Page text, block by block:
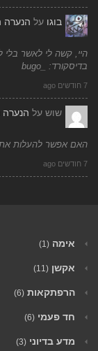
בוגו על הנערה
היי, קשה לי לאשר בלי
בדיסקורד: _bugo
7 חודשים ago
שוש על
האם אפשר להעלות
7 חודשים ago
אימה (1)
אקשן (11)
הרפתקאות (6)
חד פעמי (6)
מדע בדיוני (3)